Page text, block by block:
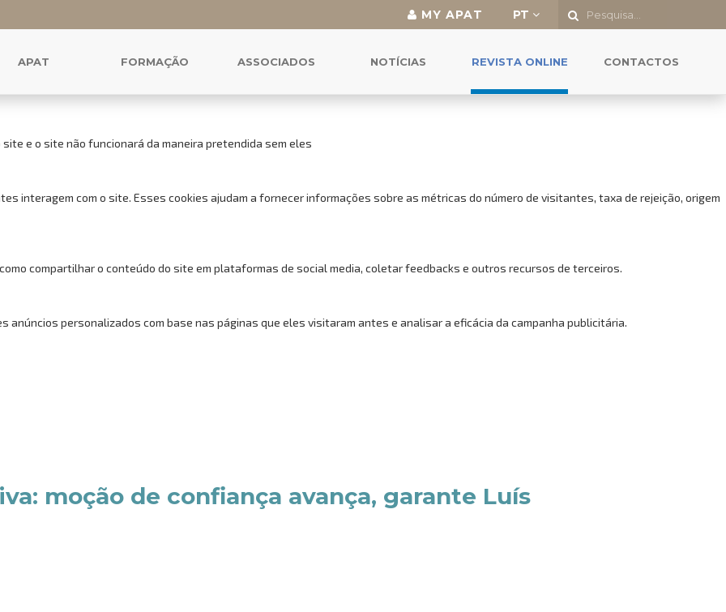
para este website.
para lhe oferecer uma boa experiência de navegação e acesso a todas as funcionalidades.
e o site não funcionará da maneira pretendida sem eles
interagem com o site. Esses cookies ajudam a fornecer informações sobre as métricas do número de visitantes, taxa de rejeição, origem
compartilhar o conteúdo do site em plataformas de social media, coletar feedbacks e outros recursos de terceiros.
personalizados com base nas páginas que eles visitaram antes e analisar a eficácia da campanha publicitária.
MY APAT PT
APAT FORMAÇÃO ASSOCIADOS NOTÍCIAS REVISTA ONLINE CONTACTOS
moção de confiança avança, garante Luís